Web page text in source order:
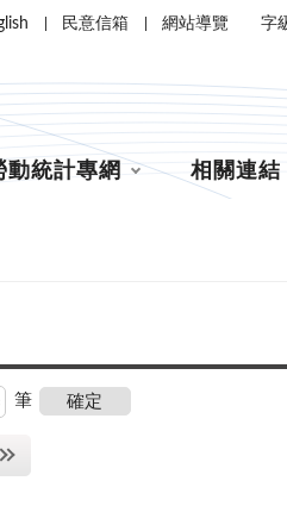
民意信箱 網站導覽 字
動統計專網 相關連結
筆